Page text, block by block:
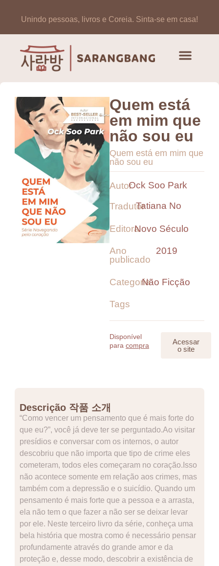
Unindo pessoas, livros e Coreia. Sinta-se em casa!
Quem está
em mim que
não sou eu
Quem está em mim que
não sou eu
AutorOck Soo Park
TradutorTatiana No
EditoraNovo Século
Ano
publicado
2019
CategoriaNão Ficção
Tags
Disponível
para compra
Acessar
o site
Descrição 작품 소개
“Como vencer um pensamento que é mais forte do
que eu?”, você já deve ter se perguntado.Ao visitar
presídios e conversar com os internos, o autor
descobriu que não importa que tipo de crime eles
cometeram, todos eles começaram no coração.Isso
não acontece somente em relação aos crimes, mas
também com a depressão e o suicídio. Quando um
pensamento é mais forte que a pessoa e a arrasta,
ela não tem o que fazer a não ser se deixar levar
por ele. Neste terceiro livro da série, conheça uma
bela história que mostra como é necessário pensar
profundamente através do grande amor e da
proteção e, desse modo, descobrir a existência de